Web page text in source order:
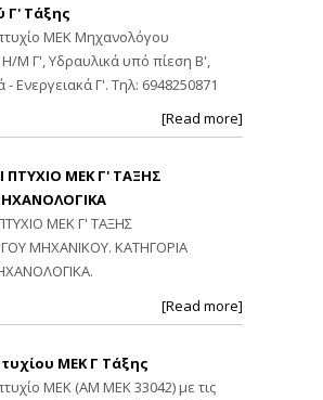
Γ' Τάξης
ΜΕΚ Μηχανολόγου
Μ Γ', Υδραυλικά υπό πίεση Β',
- Ενεργειακά Γ'. Τηλ: 6948250871
[Read more]
ΠΤΥΧΙΟ ΜΕΚ Γ' ΤΑΞΗΣ
ΜΕΚ Γ' ΤΑΞΗΣ
ΜΗΧΑΝΙΚΟΥ. ΚΑΤΗΓΟΡΙΑ
[Read more]
ΜΕΚ Γ Τάξης
ΜΕΚ (ΑΜ ΜΕΚ 33042) με τις